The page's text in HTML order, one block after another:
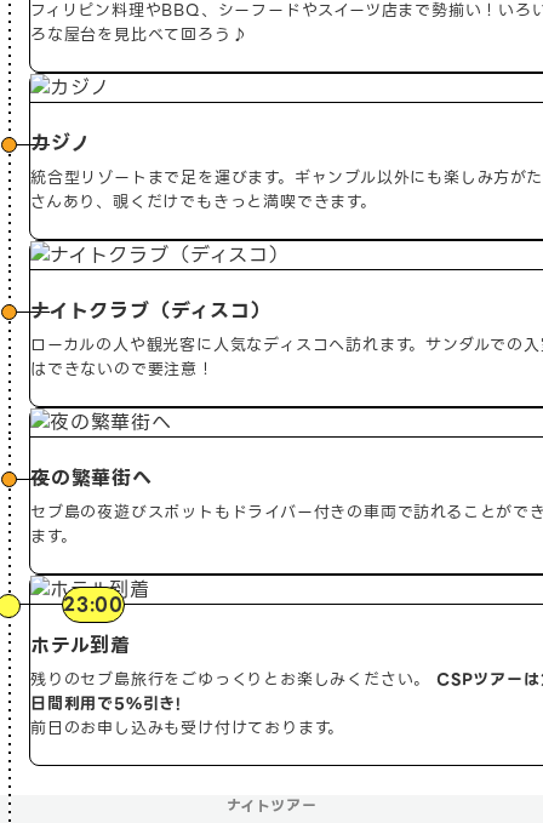
フィリピン料理やBBQ、シーフードやスイーツ店まで勢揃い！いろ
ろな屋台を見比べて回ろう♪
カジノ
統合型リゾートまで足を運びます。ギャンブル以外にも楽しみ方が
さんあり、覗くだけでもきっと満喫できます。
ナイトクラブ（ディスコ）
ローカルの人や観光客に人気なディスコへ訪れます。サンダルでの
はできないので要注意！
夜の繁華街へ
セブ島の夜遊びスポットもドライバー付きの車両で訪れることがで
ます。
23:00
ホテル到着
残りのセブ島旅行をごゆっくりとお楽しみください。 CSPツアー
日間利用で5%引き!
前日のお申し込みも受け付けております。
ナイトツアー